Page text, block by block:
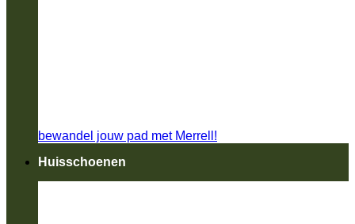
bewandel jouw pad met Merrell!
Huisschoenen